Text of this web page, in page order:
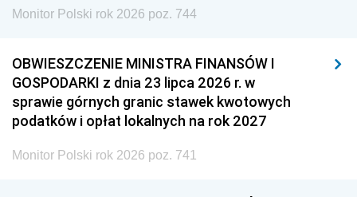
Monitor Polski rok 2026 poz. 744
OBWIESZCZENIE MINISTRA FINANSÓW I
GOSPODARKI z dnia 23 lipca 2026 r. w
sprawie górnych granic stawek kwotowych
podatków i opłat lokalnych na rok 2027
Monitor Polski rok 2026 poz. 741